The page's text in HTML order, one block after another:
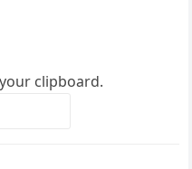
clipboard.